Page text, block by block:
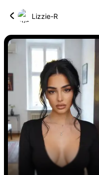
Lizzie-R